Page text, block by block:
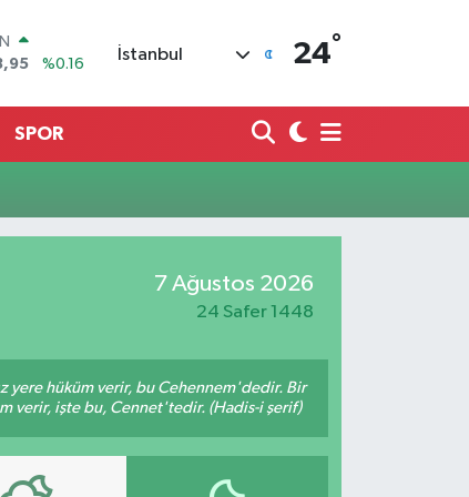
%0.16
%0
%0.12
İstanbul 24°
SPOR
7 Ağustos 2026
24 Safer 1448
yere hüküm verir, bu Cehennem'dedir. Bir
verir, işte bu, Cennet'tedir. (Hadis-i şerif)